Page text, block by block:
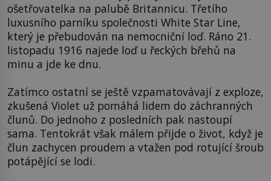
ošetřovatelka na palubě Britannicu. Třetího
luxusního parníku společnosti White Star Line,
který je přebudován na nemocniční loď. Ráno 21.
listopadu 1916 najede loď u řeckých břehů na
minu a jde ke dnu.
Zatímco ostatní se ještě vzpamatovávají z exploze,
zkušená Violet už pomáhá lidem do záchranných
člunů. Do jednoho z posledních pak nastoupí
sama. Tentokrát však málem přijde o život, když je
člun zachycen proudem a vtažen pod rotující šroub
potápějící se lodi.